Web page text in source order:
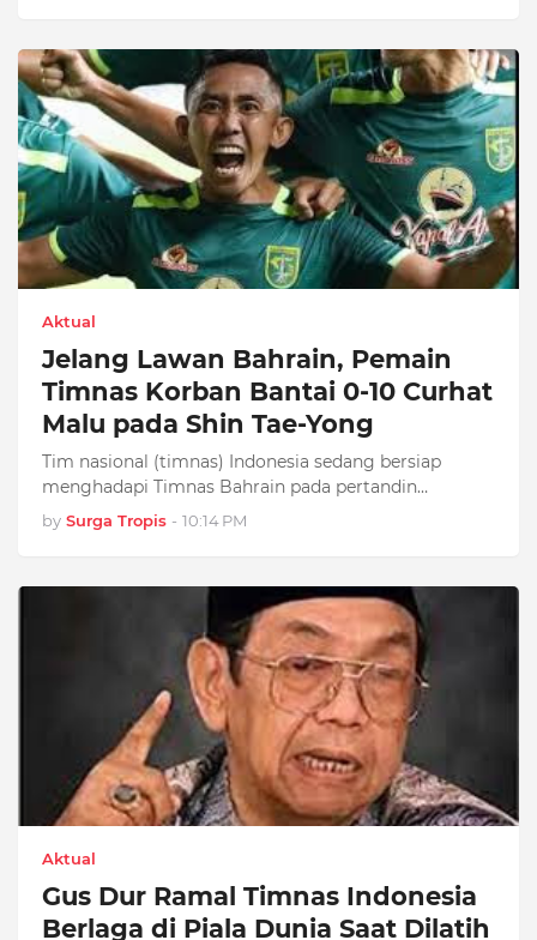
Aktual
Jelang Lawan Bahrain, Pemain
Timnas Korban Bantai 0-10 Curhat
Malu pada Shin Tae-Yong
Tim nasional (timnas) Indonesia sedang bersiap
menghadapi Timnas Bahrain pada pertandin…
by Surga Tropis - 10:14 PM
Aktual
Gus Dur Ramal Timnas Indonesia
Berlaga di Piala Dunia Saat Dilatih